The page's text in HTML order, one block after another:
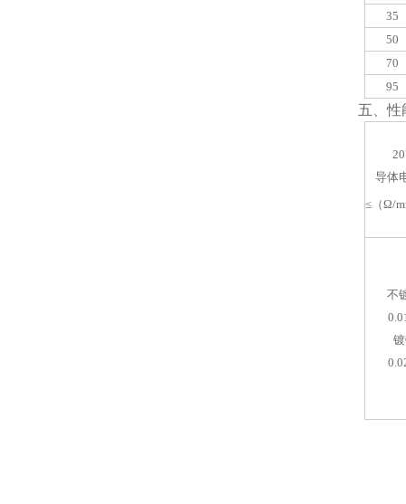
35
50
70
95
五 、
导体
≤（Ω/
不